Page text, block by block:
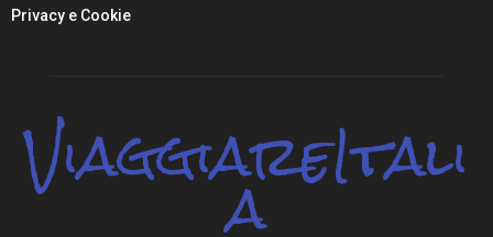
Privacy e Cookie
ViaggiareItali
a